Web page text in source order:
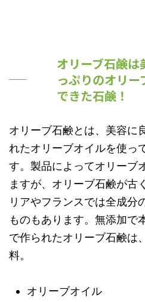
オリーブ石鹸は
っぷりのオリー
できた石鹸！
オリーブ石鹸とは、美容に
れたオリーブオイルを使っ
す。製品によってオリーブ
ますが、オリーブ石鹸が古
リアやフランスでは全成分
ものもあります。無添加で
で作られたオリーブ石鹸は
料。
オリーブオイル